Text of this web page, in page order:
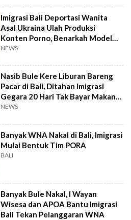
Imigrasi Bali Deportasi Wanita
Asal Ukraina Ulah Produksi
Konten Porno, Benarkah Model
Film Dewasa?
NEWS
Nasib Bule Kere Liburan Bareng
Pacar di Bali, Ditahan Imigrasi
Gegara 20 Hari Tak Bayar Makan
dan Hotel
NEWS
Banyak WNA Nakal di Bali, Imigrasi
Mulai Bentuk Tim PORA
BALI
Banyak Bule Nakal, I Wayan
Wisesa dan APOA Bantu Imigrasi
Bali Tekan Pelanggaran WNA